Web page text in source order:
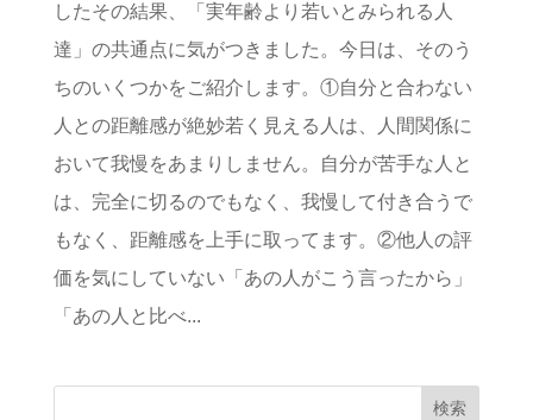
したその結果、「実年齢より若いとみられる人
達」の共通点に気がつきました。今日は、そのう
ちのいくつかをご紹介します。①自分と合わない
人との距離感が絶妙若く見える人は、人間関係に
おいて我慢をあまりしません。自分が苦手な人と
は、完全に切るのでもなく、我慢して付き合うで
もなく、距離感を上手に取ってます。②他人の評
価を気にしていない「あの人がこう言ったから」
「あの人と比べ...
検索